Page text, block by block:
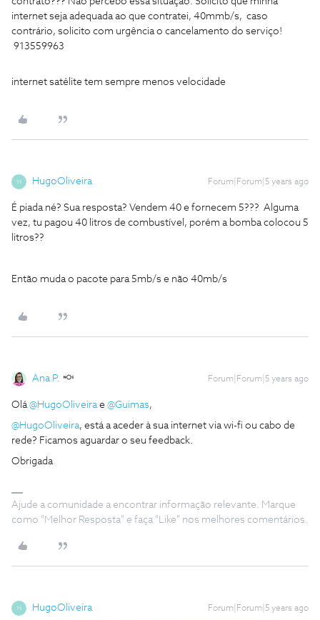
internet seja adequada ao que contratei, 40mmb/s, caso
contrário, solicito com urgência o cancelamento do serviço!
913559963
internet satélite tem sempre menos velocidade
HugoOliveira Forum|Forum|5 years ago
É piada né? Sua resposta? Vendem 40 e fornecem 5??? Alguma
vez, tu pagou 40 litros de combustível, porém a bomba colocou 5
litros??
Então muda o pacote para 5mb/s e não 40mb/s
Ana P. Forum|Forum|5 years ago
Olá@HugoOliveirae @Guimas,
@HugoOliveira, está a aceder à sua internet via wi-fi ou cabo de
rede? Ficamos aguardar o seu feedback.
Obrigada
Ajude a comunidade a encontrar informação relevante. Marque
como "Melhor Resposta" e faça "Like" nos melhores comentários.
HugoOliveira Forum|Forum|5 years ago